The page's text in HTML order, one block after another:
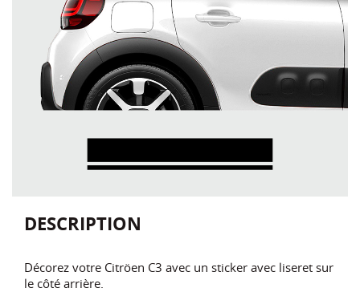
DESCRIPTION
Décorez votre Citröen C3 avec un sticker avec liseret sur
le côté arrière.